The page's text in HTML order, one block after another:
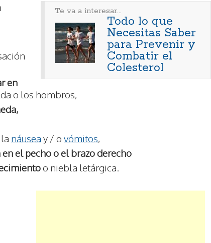
Te va a interesar...
Todo lo que
Necesitas Saber
para Prevenir y
Combatir el
Colesterol
en
o los hombros,
náusea y / o vómitos,
el pecho o el brazo derecho
o niebla letárgica.